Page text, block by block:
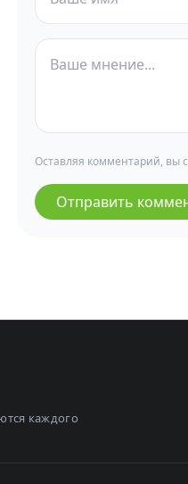
Оставляя комментарий, вы
Отправить
каждого